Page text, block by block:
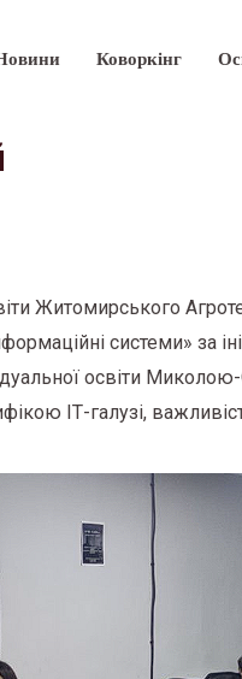
Коворкінг
Житомирського
системи» за
освіти
ІТ-галузі,